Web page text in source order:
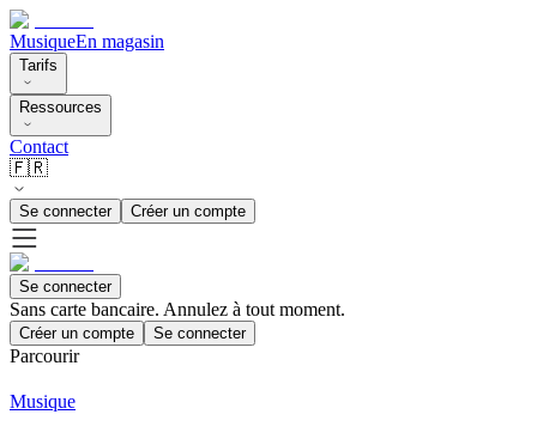
MusiqueEn magasin
Tarifs
Ressources
Contact
🇫🇷
Se connecter Créer un compte
Se connecter
Sans carte bancaire. Annulez à tout moment.
Créer un compte Se connecter
Parcourir
Musique